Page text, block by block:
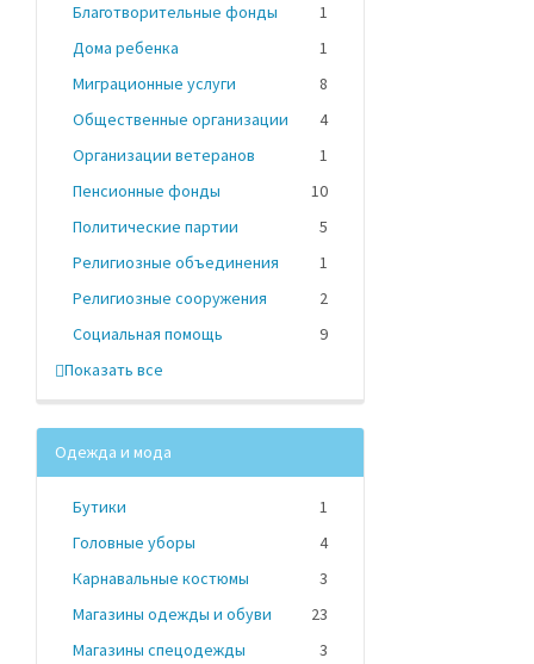
Благотворительные фонды
1
Дома ребенка
1
Миграционные услуги
8
Общественные организации
4
Организации ветеранов
1
Пенсионные фонды
10
Политические партии
5
Религиозные объединения
1
Религиозные сооружения
2
Социальная помощь
9
Показать все
Одежда и мода
Бутики
1
Головные уборы
4
Карнавальные костюмы
3
Магазины одежды и обуви
23
Магазины спецодежды
3